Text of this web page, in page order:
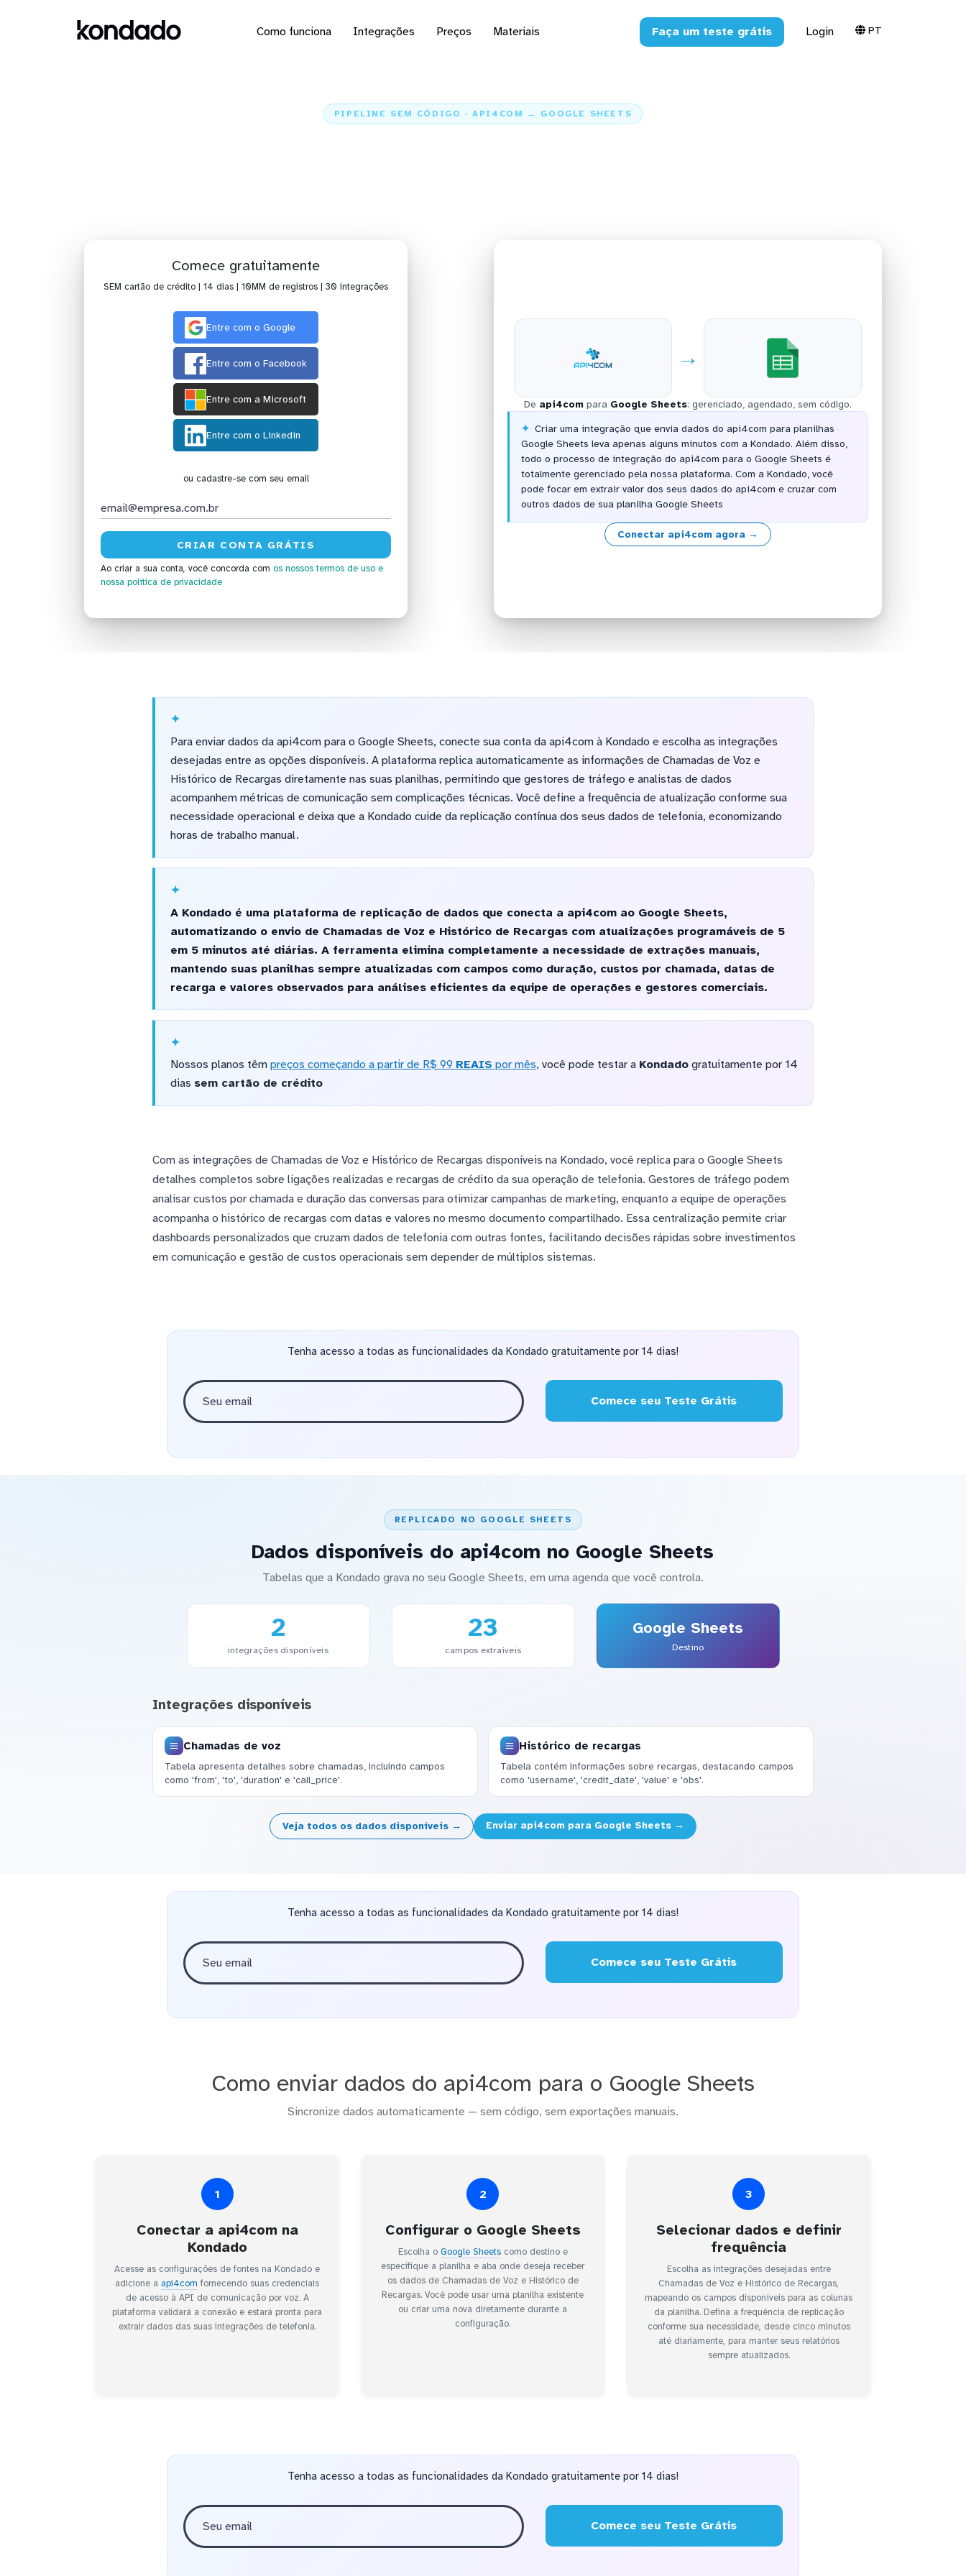
Como funciona Integrações Preços Materiais Faça um teste grátis Login PT
PIPELINE SEM CÓDIGO · API4COM → GOOGLE SHEETS
Comece gratuitamente
SEM cartão de crédito | 14 dias | 10MM de registros | 30 integrações
Entre com o Google
Entre com o Facebook
Entre com a Microsoft
Entre com o Linkedin
ou cadastre-se com seu email
Ao criar a sua conta, você concorda com os nossos termos de uso e
nossa política de privacidade
→
De api4com para Google Sheets: gerenciado, agendado, sem código.
Criar uma integração que envia dados do api4com para planilhas
Google Sheets leva apenas alguns minutos com a Kondado. Além disso,
todo o processo de integração do api4com para o Google Sheets é
totalmente gerenciado pela nossa plataforma. Com a Kondado, você
pode focar em extrair valor dos seus dados do api4com e cruzar com
outros dados de sua planilha Google Sheets
Conectar api4com agora →
Para enviar dados da api4com para o Google Sheets, conecte sua conta da api4com à Kondado e escolha as integrações
desejadas entre as opções disponíveis. A plataforma replica automaticamente as informações de Chamadas de Voz e
Histórico de Recargas diretamente nas suas planilhas, permitindo que gestores de tráfego e analistas de dados
acompanhem métricas de comunicação sem complicações técnicas. Você define a frequência de atualização conforme sua
necessidade operacional e deixa que a Kondado cuide da replicação contínua dos seus dados de telefonia, economizando
horas de trabalho manual.
A Kondado é uma plataforma de replicação de dados que conecta a api4com ao Google Sheets,
automatizando o envio de Chamadas de Voz e Histórico de Recargas com atualizações programáveis de 5
em 5 minutos até diárias. A ferramenta elimina completamente a necessidade de extrações manuais,
mantendo suas planilhas sempre atualizadas com campos como duração, custos por chamada, datas de
recarga e valores observados para análises eficientes da equipe de operações e gestores comerciais.
Nossos planos têm preços começando a partir de R$ 99 REAIS por mês, você pode testar a Kondadogratuitamente por 14
dias sem cartão de crédito
Com as integrações de Chamadas de Voz e Histórico de Recargas disponíveis na Kondado, você replica para o Google Sheets
detalhes completos sobre ligações realizadas e recargas de crédito da sua operação de telefonia. Gestores de tráfego podem
analisar custos por chamada e duração das conversas para otimizar campanhas de marketing, enquanto a equipe de operações
acompanha o histórico de recargas com datas e valores no mesmo documento compartilhado. Essa centralização permite criar
dashboards personalizados que cruzam dados de telefonia com outras fontes, facilitando decisões rápidas sobre investimentos
em comunicação e gestão de custos operacionais sem depender de múltiplos sistemas.
Tenha acesso a todas as funcionalidades da Kondado gratuitamente por 14 dias!
Comece seu Teste Grátis
REPLICADO NO GOOGLE SHEETS
Dados disponíveis do api4com no Google Sheets
Tabelas que a Kondado grava no seu Google Sheets, em uma agenda que você controla.
2
integrações disponíveis
23
campos extraíveis
Google Sheets
Destino
Integrações disponíveis
Chamadas de voz
Tabela apresenta detalhes sobre chamadas, incluindo campos
como 'from', 'to', 'duration' e 'call_price'.
Histórico de recargas
Tabela contém informações sobre recargas, destacando campos
como 'username', 'credit_date', 'value' e 'obs'.
Veja todos os dados disponíveis → Enviar api4com para Google Sheets →
Tenha acesso a todas as funcionalidades da Kondado gratuitamente por 14 dias!
Comece seu Teste Grátis
Como enviar dados do api4com para o Google Sheets
Sincronize dados automaticamente — sem código, sem exportações manuais.
1
Conectar a api4com na
Kondado
Acesse as configurações de fontes na Kondado e
adicione a api4com fornecendo suas credenciais
de acesso à API de comunicação por voz. A
plataforma validará a conexão e estará pronta para
extrair dados das suas integrações de telefonia.
2
Configurar o Google Sheets
Escolha o Google Sheetscomo destino e
especifique a planilha e aba onde deseja receber
os dados de Chamadas de Voz e Histórico de
Recargas. Você pode usar uma planilha existente
ou criar uma nova diretamente durante a
configuração.
3
Selecionar dados e definir
frequência
Escolha as integrações desejadas entre
Chamadas de Voz e Histórico de Recargas,
mapeando os campos disponíveis para as colunas
da planilha. Defina a frequência de replicação
conforme sua necessidade, desde cinco minutos
até diariamente, para manter seus relatórios
sempre atualizados.
Tenha acesso a todas as funcionalidades da Kondado gratuitamente por 14 dias!
Comece seu Teste Grátis